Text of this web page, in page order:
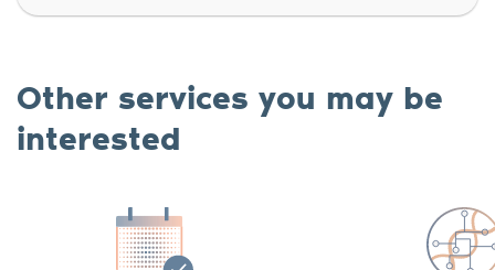
Other services you may be
interested